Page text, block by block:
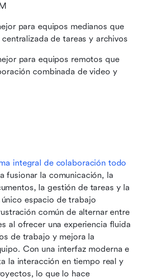
para equipos medianos que
de tareas y archivos
para equipos remotos que
combinada de video y
integral de colaboración todo
fusionar la comunicación, la
la gestión de tareas y la
espacio de trabajo
común de alternar entre
al ofrecer una experiencia fluida
de trabajo y mejora la
Con una interfaz moderna e
la interacción en tiempo real y
lo que lo hace